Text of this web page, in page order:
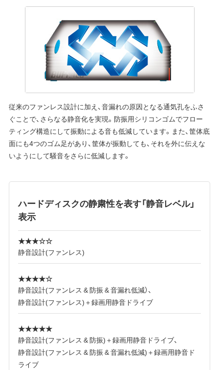
従来のファンレス設計に加え、音漏れの原因となる通気孔をふさ
ぐことで、さらなる静音化を実現。防振用シリコンゴムでフロー
ティング構造にして振動による音も低減しています。また、筐体底
面にも4つのゴム足があり、筐体が振動しても、それを外に伝えな
いようにして騒音をさらに低減します。
ハードディスクの静粛性を表す「静音レベル」
表示
★★★☆☆
静音設計(ファンレス)
★★★★☆
静音設計(ファンレス & 防振 & 音漏れ低減）、
静音設計(ファンレス)＋録画用静音ドライブ
★★★★★
静音設計(ファンレス & 防振)＋録画用静音ドライブ、
静音設計(ファンレス & 防振 & 音漏れ低減)＋録画用静音ド
ライブ